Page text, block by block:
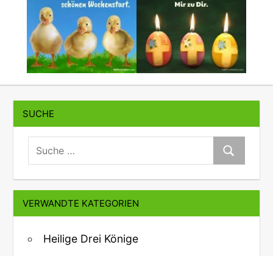
SUCHE
suche:
Suche
VERWANDTE KATEGORIEN
Heilige Drei Könige